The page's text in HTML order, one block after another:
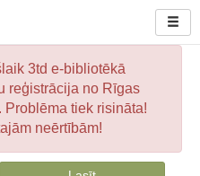
3td e-bibliotēkā
reģistrācija no Rīgas
tiek risināta!
neērtībām!